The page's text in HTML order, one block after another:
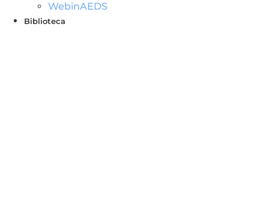
WebinAEDS
Biblioteca